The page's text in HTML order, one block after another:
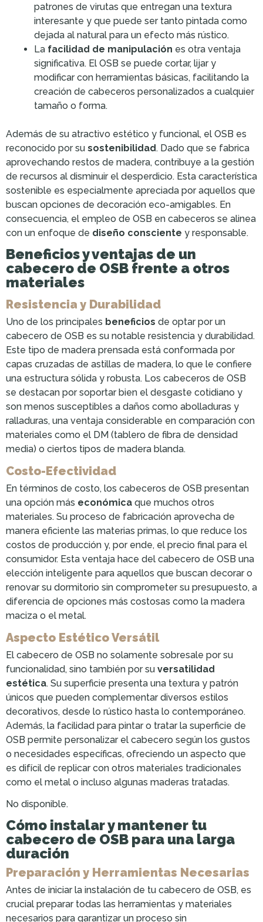
patrones de virutas que entregan una textura
interesante y que puede ser tanto pintada como
dejada al natural para un efecto más rústico.
La facilidad de manipulación es otra ventaja
significativa. El OSB se puede cortar, lijar y
modificar con herramientas básicas, facilitando la
creación de cabeceros personalizados a cualquier
tamaño o forma.
Además de su atractivo estético y funcional, el OSB es
reconocido por su sostenibilidad. Dado que se fabrica
aprovechando restos de madera, contribuye a la gestión
de recursos al disminuir el desperdicio. Esta característica
sostenible es especialmente apreciada por aquellos que
buscan opciones de decoración eco-amigables. En
consecuencia, el empleo de OSB en cabeceros se alinea
con un enfoque de diseño consciente y responsable.
Beneficios y ventajas de un
cabecero de OSB frente a otros
materiales
Resistencia y Durabilidad
Uno de los principales beneficios de optar por un
cabecero de OSB es su notable resistencia y durabilidad.
Este tipo de madera prensada está conformada por
capas cruzadas de astillas de madera, lo que le confiere
una estructura sólida y robusta. Los cabeceros de OSB
se destacan por soportar bien el desgaste cotidiano y
son menos susceptibles a daños como abolladuras y
ralladuras, una ventaja considerable en comparación con
materiales como el DM (tablero de fibra de densidad
media) o ciertos tipos de madera blanda.
Costo-Efectividad
En términos de costo, los cabeceros de OSB presentan
una opción más económica que muchos otros
materiales. Su proceso de fabricación aprovecha de
manera eficiente las materias primas, lo que reduce los
costos de producción y, por ende, el precio final para el
consumidor. Esta ventaja hace del cabecero de OSB una
elección inteligente para aquellos que buscan decorar o
renovar su dormitorio sin comprometer su presupuesto, a
diferencia de opciones más costosas como la madera
maciza o el metal.
Aspecto Estético Versátil
El cabecero de OSB no solamente sobresale por su
funcionalidad, sino también por su versatilidad
estética. Su superficie presenta una textura y patrón
únicos que pueden complementar diversos estilos
decorativos, desde lo rústico hasta lo contemporáneo.
Además, la facilidad para pintar o tratar la superficie de
OSB permite personalizar el cabecero según los gustos
o necesidades específicas, ofreciendo un aspecto que
es difícil de replicar con otros materiales tradicionales
como el metal o incluso algunas maderas tratadas.
No disponible.
Cómo instalar y mantener tu
cabecero de OSB para una larga
duración
Preparación y Herramientas Necesarias
Antes de iniciar la instalación de tu cabecero de OSB, es
crucial preparar todas las herramientas y materiales
necesarios para garantizar un proceso sin